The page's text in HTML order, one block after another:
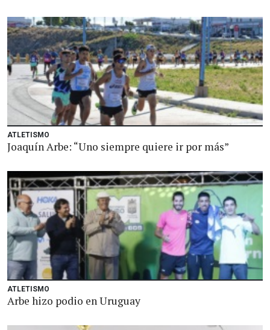
ATLETISMO
Joaquín Arbe: “Uno siempre quiere ir por más”
ATLETISMO
Arbe hizo podio en Uruguay